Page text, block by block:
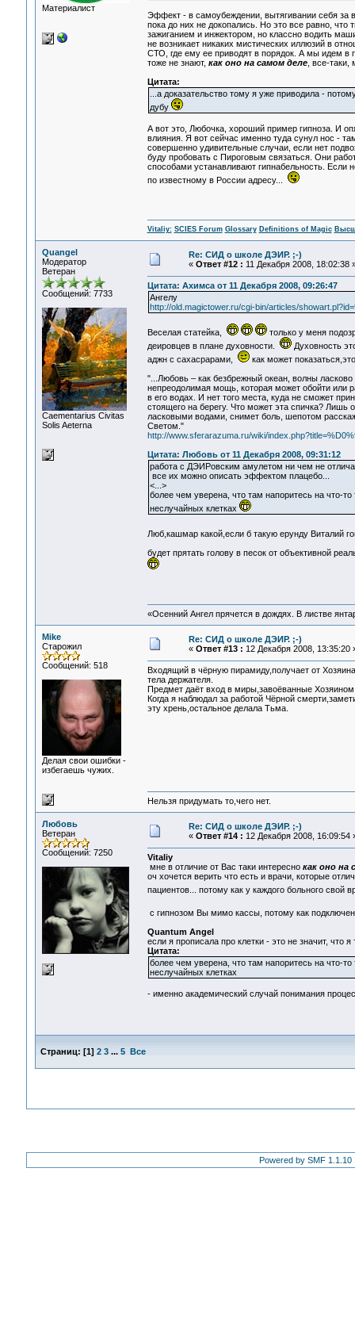
Материалист
Эффект - в самоубеждении, вытягивании себя
пока до них не докопались. Но это все равно, что
зажиганием и инжектором, но классно водить
не возникает никаких мистических иллюзий в
СТО, где ему ее приводят в порядок. А мы идем в
тоже не знают, как оно на самом деле, все-таки,
Цитата:
...а доказательство тому я уже приводила -
дубу
А вот это, Любочка, хороший пример гипноза. И
влияния. Я вот сейчас именно туда сунул нос -
совершенно удивительные случаи, если нет
буду пробовать с Пироговым связаться. Они
способами устанавливают гипнабельность.
по известному в России адресу...
Vitaliy: SCIES Forum Glossary Definitions of Magic
Quangel
Модератор
Ветеран
Сообщений: 7733
Сaementarius Civitas
Solis Aeterna
Re: СИД о школе ДЭИР. ;-)
« Ответ #12 : 11 Декабря 2008, 18:02:38
Цитата: Ахимса от 11 Декабря 2008, 09:26:47
Ангелу
http://old.magictower.ru/cgi-bin/articles/
Веселая статейка,
только у меня
деировцев в плане духовности.
Духовность
аджн с сахасрарами,
как может
"...Любовь – как безбрежный океан, волны
непреодолимая мощь, которая может обойти или
в его водах. И нет того места, куда не сможет
стоящего на берегу. Что может эта спичка?
ласковыми водами, снимет боль, шепотом
Светом."
http://www.sferarazuma.ru/wiki/
Цитата: Любовь от 11 Декабря 2008, 09:31:12
работа с ДЭИРовским амулетом ни чем не
все их можно описать эффектом плацебо...
<...>
более чем уверена, что там напоритесь на что-
неслучайных клетках
Люб,кашмар какой,если б такую ерунду Виталий
будет прятать голову в песок от объективной
«Осенний Ангел прячется в дождях. В листве
Mike
Старожил
Сообщений: 518
Делая свои ошибки -
избегаешь чужих.
Re: СИД о школе ДЭИР. ;-)
« Ответ #13 : 12 Декабря 2008, 13:35:20
Входящий в чёрную пирамиду,получает от
тела держателя.
Предмет даёт вход в миры,завоёванные
Когда я наблюдал за работой Чёрной
эту хрень,остальное делала Тьма.
Нельзя придумать то,чего нет.
Любовь
Ветеран
Сообщений: 7250
Re: СИД о школе ДЭИР. ;-)
« Ответ #14 : 12 Декабря 2008, 16:09:54
Vitaliy
мне в отличие от Вас таки интересно как оно на
оч хочется верить что есть и врачи, которые
пациентов... потому как у каждого больного свой
с гипнозом Вы мимо кассы, потому как
Quantum Angel
если я прописала про клетки - это не значит, что
Цитата:
более чем уверена, что там напоритесь на что-
неслучайных клетках
- именно академический случай понимания
Страниц: [1] 2 3 ... 5 Все
Powered by SMF 1.1.10